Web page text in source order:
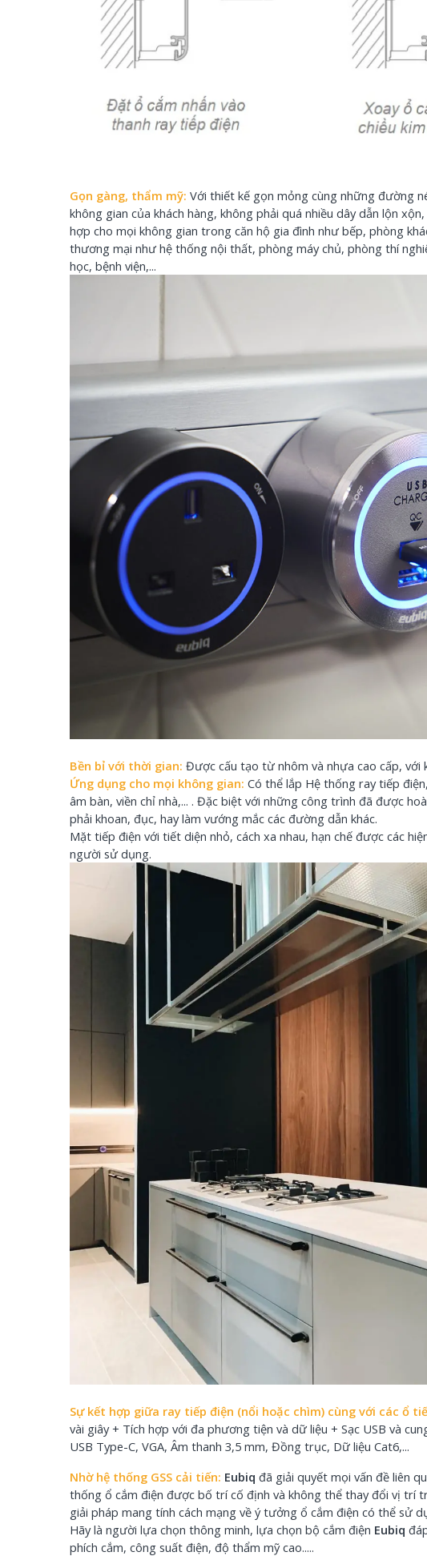
Gọn gàng, thẩm mỹ: Với thiết kế gọn mỏng cùng những đường
không gian của khách hàng, không phải quá nhiều dây dẫn lộn
hợp cho mọi không gian trong căn hộ gia đình như bếp, phòng
thương mại như hệ thống nội thất, phòng máy chủ, phòng thí
học, bệnh viện,...
Bền bỉ với thời gian: Được cấu tạo từ nhôm và nhựa cao cấp, với
Ứng dụng cho mọi không gian: Có thể lắp Hệ thống ray tiếp
âm bàn, viền chỉ nhà,... . Đặc biệt với những công trình đã được
phải khoan, đục, hay làm vướng mắc các đường dẫn khác.
Mặt tiếp điện với tiết diện nhỏ, cách xa nhau, hạn chế được các
người sử dụng.
Sự kết hợp giữa ray tiếp điện (nổi hoặc chìm) cùng với các ổ
vài giây + Tích hợp với đa phương tiện và dữ liệu + Sạc USB và
USB Type-C, VGA, Âm thanh 3,5 mm, Đồng trục, Dữ liệu Cat6,...
Nhờ hệ thống GSS cải tiến: Eubiq đã giải quyết mọi vấn đề liên
thống ổ cắm điện được bố trí cố định và không thể thay đổi vị
giải pháp mang tính cách mạng về ý tưởng ổ cắm điện có thể sử
Hãy là người lựa chọn thông minh, lựa chọn bộ cắm điện Eubiq
phích cắm, công suất điện, độ thẩm mỹ cao.....